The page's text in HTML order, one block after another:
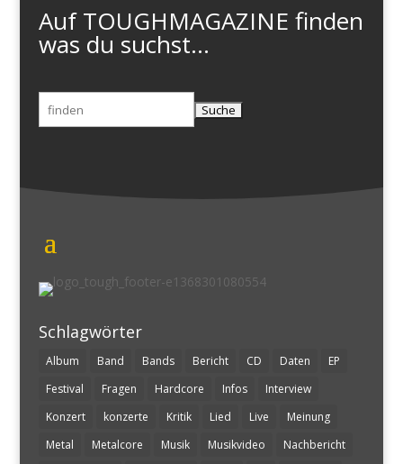
Auf TOUGHMAGAZINE finden
was du suchst...
Suchen
nach:
Schlagwörter
Album Band Bands Bericht CD Daten
EP
Festival
Fragen Hardcore Infos
Interview
Konzert
konzerte Kritik Lied Live
Meinung
Metal
Metalcore Musik Musikvideo Nachbericht